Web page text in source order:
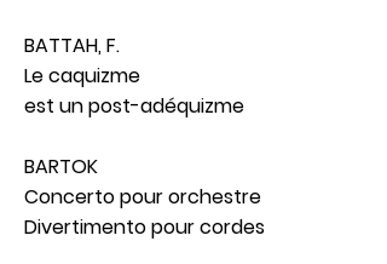
BATTAH, F.
Le caquizme
est un post-adéquizme
BARTOK
Concerto pour orchestre
Divertimento pour cordes